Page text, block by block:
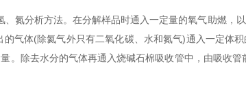
分析方法。在分解样品时通入一定量的氧气助燃，以
气体(除氦气外只有二氧化碳、水和氮气)通入一定体
除去水分的气体再通入烧碱石棉吸收管中，由吸收